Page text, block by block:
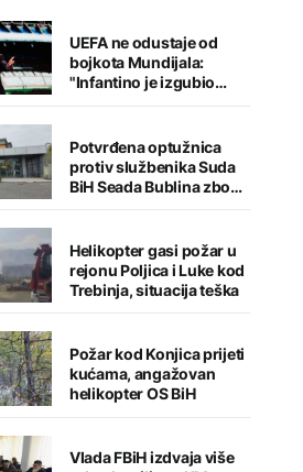
UEFA ne odustaje od
bojkota Mundijala:
"Infantino je izgubio
kredibilitet"
Potvrđena optužnica
protiv službenika Suda
BiH Seada Bublina zbog
pronevjere
Helikopter gasi požar u
rejonu Poljica i Luke kod
Trebinja, situacija teška
Požar kod Konjica prijeti
kućama, angažovan
helikopter OS BiH
Vlada FBiH izdvaja više